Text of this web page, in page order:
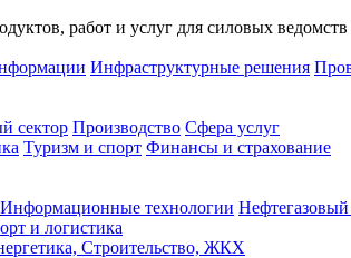
работ и услуг для силовых
Инфраструктурные решения
сектор Производство Сфера услуг
Туризм и спорт Финансы и страхование
Информационные технологии Нефтегазовый
и логистика
Строительство, ЖКХ